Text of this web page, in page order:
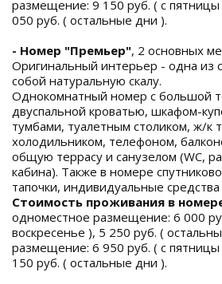
размещение: 9 150 руб. ( с пятницы
050 руб. ( остальные дни ).
- Номер "Премьер", 2 основных
Оригинальный интерьер - одна из
собой натуральную скалу.
Однокомнатный номер с большой
двуспальной кроватью, шкафом-
тумбами, туалетным столиком, ж/к
холодильником, телефоном,
общую террасу и санузелом (WC,
кабина). Также в номере
тапочки, индивидуальные средства
Стоимость проживания в
одноместное размещение: 6 000
воскресенье ), 5 250 руб. (
размещение: 6 950 руб. ( с пятницы
150 руб. ( остальные дни ).